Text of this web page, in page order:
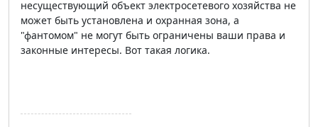
несуществующий объект электросетевого хозяйства не
может быть установлена и охранная зона, а
"фантомом" не могут быть ограничены ваши права и
законные интересы. Вот такая логика.